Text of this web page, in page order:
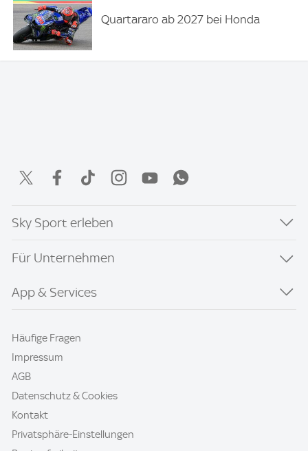
Quartararo ab 2027 bei Honda
Sky Sport erleben
Für Unternehmen
App & Services
Häufige Fragen
Impressum
AGB
Datenschutz & Cookies
Kontakt
Privatsphäre-Einstellungen